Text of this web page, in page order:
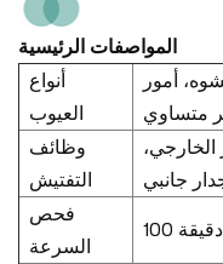
المواصفات الرئيسية
أنواع
العيوب
أمور
وظائف
التفتيش
الخارجي،
فحص
السرعة